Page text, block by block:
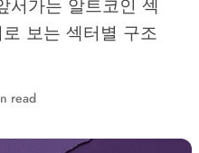
서가는 알트코인 섹
보는 섹터별 구조
read